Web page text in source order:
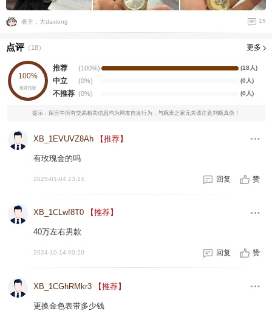
表主：大daxiong 15
点评（ 18） 更多
100%
推荐指数
推荐 (100%) (18人)
中立 (0%) (0人)
不推荐 (0%) (0人)
提示：留言中所有交易相关信息均为网友自发行为，与腕表之家无关请注意判断真伪！
XB_1EVUVZ8Ah 【推荐】
有玫瑰金的吗
2025-01-04 23:14 回复 赞
XB_1CLwf8T0 【推荐】
40万左右男款
2024-10-14 00:20 回复 赞
XB_1CGhRMkr3 【推荐】
更换金色表带多少钱